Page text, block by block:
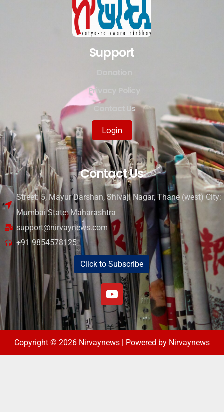
Support
Privacy Policy
Contact Us
Login
Contact Us
Street: 5, Mayur Darshan, Shivaji Nagar, Thane (west) City:
Mumbai State: Maharashtra
support@nirvaynews.com
+91 9854578125
Click to Subscribe
Copyright © 2026 Nirvaynews | Powered by Nirvaynews